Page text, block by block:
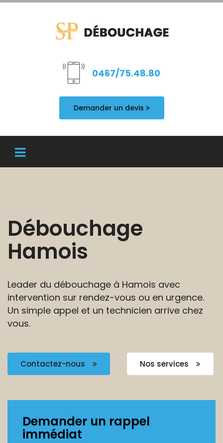
0467/75.48.80
Demander un devis
Débouchage
Hamois
Leader du débouchage à Hamois avec
intervention sur rendez-vous ou en urgence.
Un simple appel et un technicien arrive chez
vous.
Contactez-nous Nos services
Demander un rappel
immédiat